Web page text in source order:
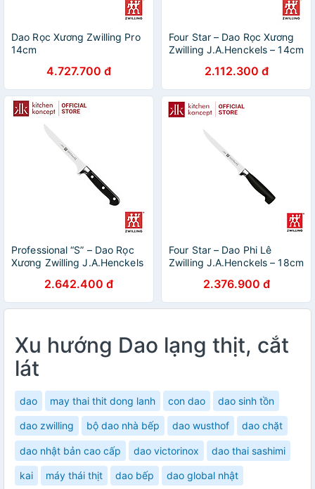
Dao Rọc Xương Zwilling Pro
14cm
4.727.700 đ
Four Star – Dao Rọc Xương
Zwilling J.A.Henckels – 14cm
2.112.300 đ
Professional “S” – Dao Rọc
Xương Zwilling J.A.Henckels
2.642.400 đ
Four Star – Dao Phi Lê
Zwilling J.A.Henckels – 18cm
2.376.900 đ
Xu hướng Dao lạng thịt, cắt
lát
dao may thai thit dong lanh con dao dao sinh tồn
dao zwilling bộ dao nhà bếp dao wusthof dao chặt
dao nhật bản cao cấp dao victorinox dao thai sashimi
kai máy thái thịt dao bếp dao global nhật